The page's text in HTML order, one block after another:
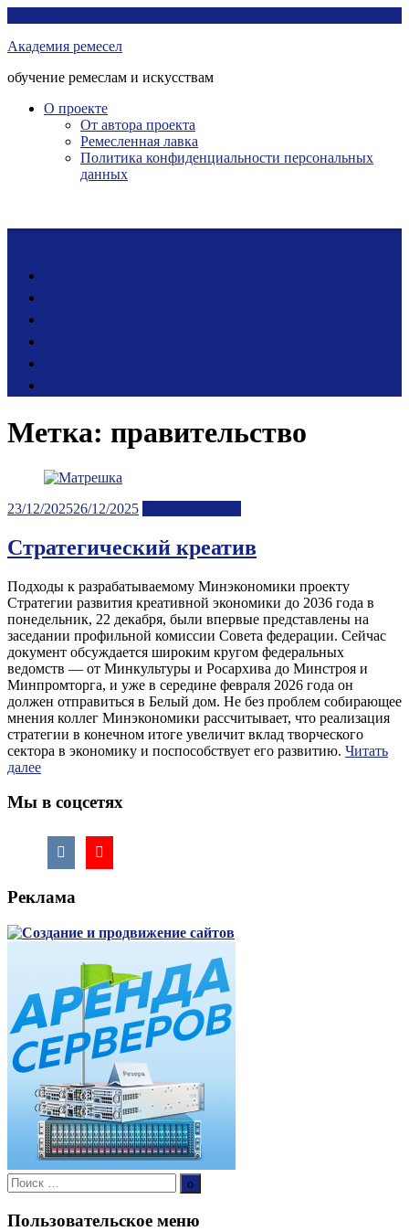
контенту
Академия ремесел
обучение ремеслам и искусствам
О проекте
От автора проекта
Ремесленная лавка
Политика конфиденциальности персональных
данных
Метка: правительство
Posted
23/12/202526/12/2025
Стратегический креатив
Подходы к разрабатываемому Минэкономики проекту
Стратегии развития креативной экономики до 2036 года в
понедельник, 22 декабря, были впервые представлены на
заседании профильной комиссии Совета федерации. Сейчас
документ обсуждается широким кругом федеральных
ведомств — от Минкультуры и Росархива до Минстроя и
Минпромторга, и уже в середине февраля 2026 года он
должен отправиться в Белый дом. Не без проблем собирающее
мнения коллег Минэкономики рассчитывает, что реализация
стратегии в конечном итоге увеличит вклад творческого
сектора в экономику и поспособствует его развитию. Читать
далее
Мы в соцсетях
Реклама
Поиск:
Поиск
Пользовательское меню